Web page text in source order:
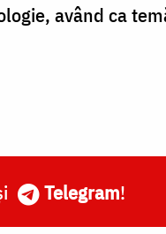
având ca
Telegram!